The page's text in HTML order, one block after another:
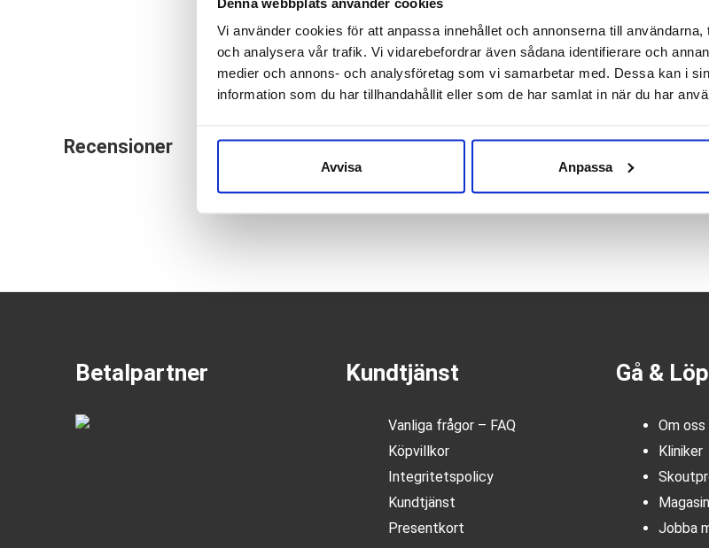
Vi använder cookies för att anpassa innehållet och annonserna till
och analysera vår trafik. Vi vidarebefordrar även sådana identifierare och
medier och annons- och analysföretag som vi samarbetar med. Dessa kan i
information som du har tillhandahållit eller som de har samlat in när du har
Avvisa Anpassa
Recensioner
Betalpartner Kundtjänst
Vanliga frågor – FAQ
Köpvillkor
Integritetspolicy
Kundtjänst
Presentkort
Gå &
Om oss
Kliniker
Magasin
Jobba